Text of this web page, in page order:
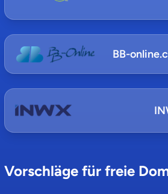
BB-
Vorschläge für freie